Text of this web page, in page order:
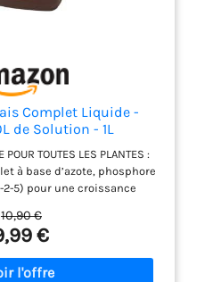
Complet Liquide -
de Solution - 1L
POUR TOUTES LES PLANTES :
à base d’azote, phosphore
2-5) pour une croissance
pour toutes les cultures :
balcon, potager et jardin.
ET LA FLORAISON : Sa
les plantes à chaque
10,90 €
€